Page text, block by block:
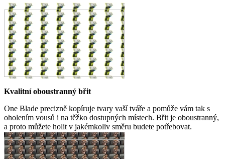
Kvalitní oboustranný břit
One Blade precizně kopíruje tvary vaší tváře a pomůže vám tak s
oholením vousů i na těžko dostupných místech. Břit je oboustranný,
a proto můžete holit v jakémkoliv směru budete potřebovat.